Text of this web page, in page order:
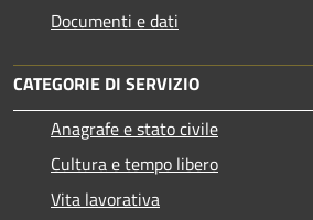
Documenti e dati
CATEGORIE DI SERVIZIO
Anagrafe e stato civile
Cultura e tempo libero
Vita lavorativa